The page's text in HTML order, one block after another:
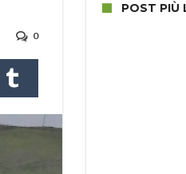
0
POST PIÙ